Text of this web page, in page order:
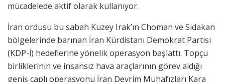
mücadelede aktif olarak kullanıyor.
İran ordusu bu sabah Kuzey Irak’ın Choman ve Sidakan
bölgelerinde barınan İran Kürdistanı Demokrat Partisi
(KDP-İ) hedeflerine yönelik operasyon başlattı. Topçu
birliklerinin ve insansız hava araçlarının görev aldığı
geniş çaplı operasyonu İran Devrim Muhafızları Kara